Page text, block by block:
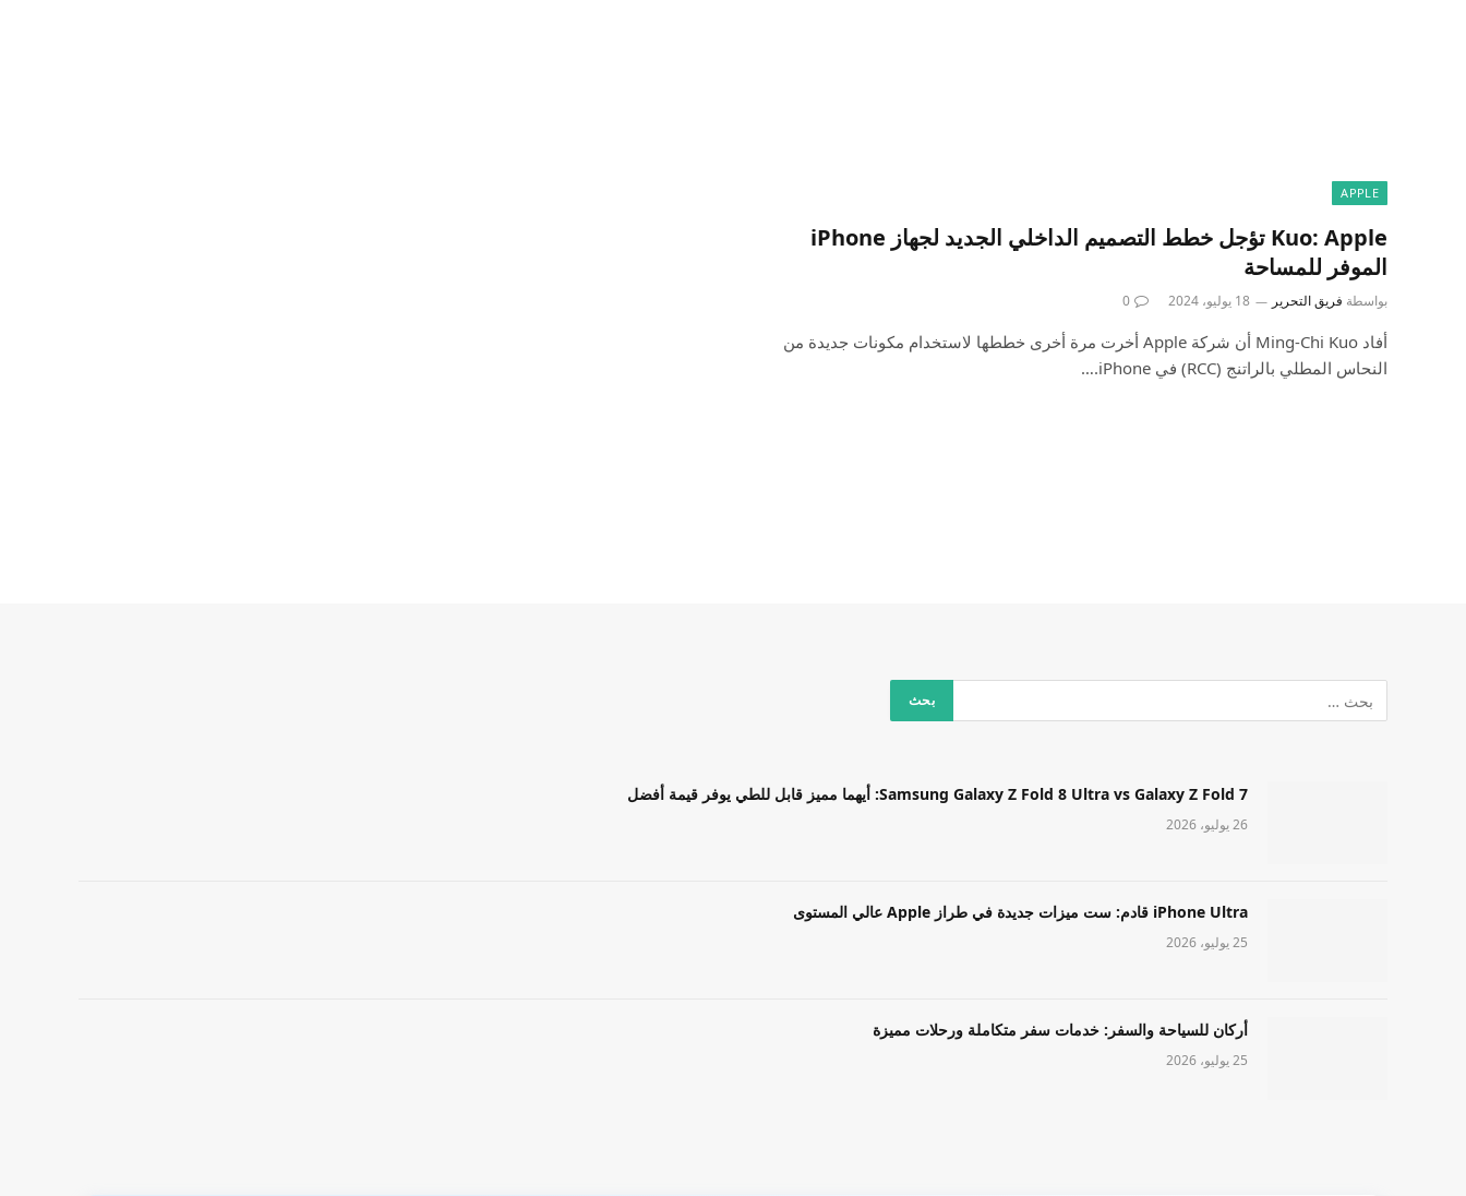
APPLE
Kuo: Apple تؤجل خطط التصميم الداخلي الجديد لجهاز iPhone
الموفر للمساحة
بواسطة فريق التحرير 18 يوليو، 2024 0
أفاد Ming-Chi Kuo أن شركة Apple أخرت مرة أخرى خططها لاستخدام مكونات جديدة من
النحاس المطلي بالراتنج (RCC) في iPhone.…
Samsung Galaxy Z Fold 8 Ultra vs Galaxy Z Fold 7: أيهما مميز قابل للطي يوفر قيمة أفضل
26 يوليو، 2026
iPhone Ultra قادم: ست ميزات جديدة في طراز Apple عالي المستوى
25 يوليو، 2026
أركان للسياحة والسفر: خدمات سفر متكاملة ورحلات مميزة
25 يوليو، 2026